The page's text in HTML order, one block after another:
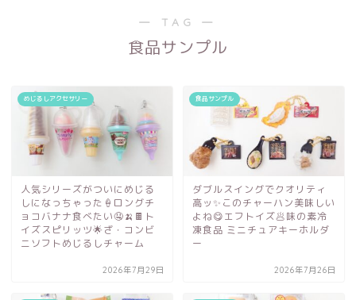
― TAG ―
食品サンプル
めじるしアクセサリー
人気シリーズがついにめじる
しになっちゃった🍦ロングチ
ョコバナナ食べたい🤤🍌🍫ト
イズスピリッツ🌟ざ・コンビ
ニソフトめじるしチャーム
2026年7月29日
食品サンプル
ダブルスイングでクオリティ
高ッ✨このチャーハン美味しい
よね😋エフトイズ🥟味の素冷
凍食品 ミニチュアキーホルダ
ー
2026年7月26日